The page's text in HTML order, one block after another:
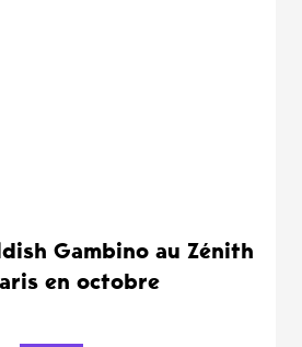
Gambino au Zénith
en octobre